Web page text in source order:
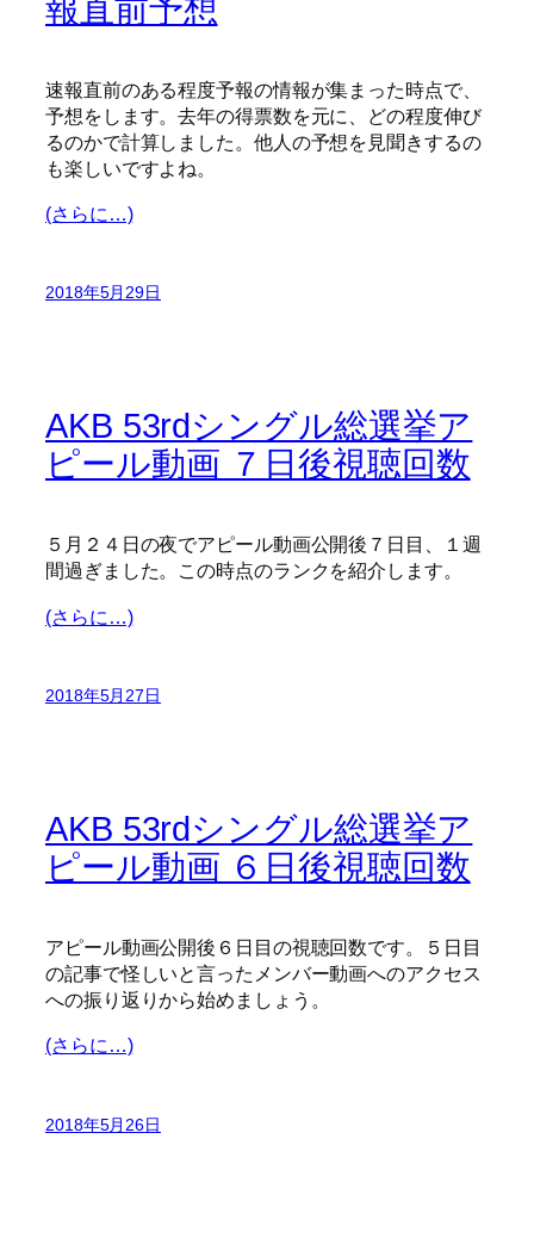
報直前予想
速報直前のある程度予報の情報が集まった時点で、
予想をします。去年の得票数を元に、どの程度伸び
るのかで計算しました。他人の予想を見聞きするの
も楽しいですよね。
(さらに…)
2018年5月29日
AKB 53rdシングル総選挙ア
ピール動画 ７日後視聴回数
５月２４日の夜でアピール動画公開後７日目、１週
間過ぎました。この時点のランクを紹介します。
(さらに…)
2018年5月27日
AKB 53rdシングル総選挙ア
ピール動画 ６日後視聴回数
アピール動画公開後６日目の視聴回数です。５日目
の記事で怪しいと言ったメンバー動画へのアクセス
への振り返りから始めましょう。
(さらに…)
2018年5月26日